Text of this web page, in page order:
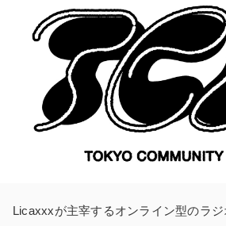
Licaxxxが主宰するオンライン型のラ